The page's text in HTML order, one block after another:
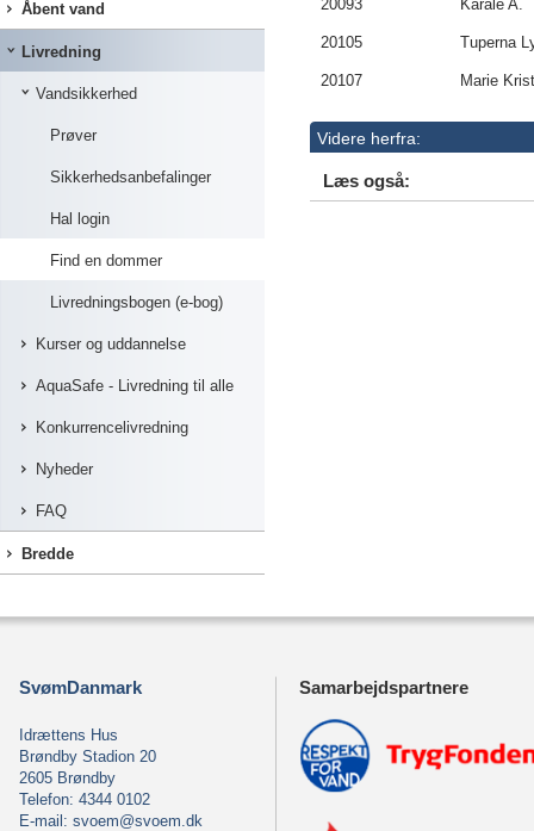
Åbent vand
Livredning
Vandsikkerhed
Prøver
Sikkerhedsanbefalinger
Hal login
Find en dommer
Livredningsbogen (e-bog)
Kurser og uddannelse
AquaSafe - Livredning til alle
Konkurrencelivredning
Nyheder
FAQ
Bredde
20093 Karale A.
20105 Tuperna
20107 Marie
Videre herfra:
Læs også:
SvømDanmark
Idrættens Hus
Brøndby Stadion 20
2605 Brøndby
Telefon: 4344 0102
E-mail: svoem@svoem.dk
Samarbejdspartnere